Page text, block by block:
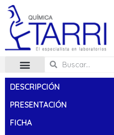
DESCRIPCIÓN
PRESENTACIÓN
FICHA